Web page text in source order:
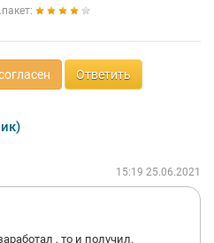
Ответить
15:19 25.06.2021
, то и получил.